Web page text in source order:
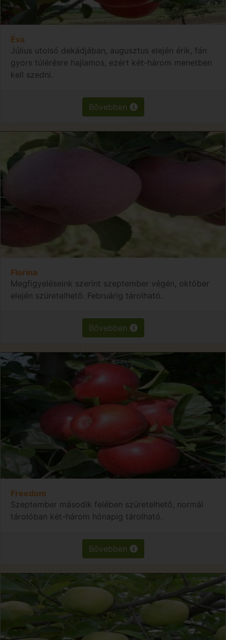
Éva
Július utolsó dekádjában, augusztus elején érik, fán
gyors túlérésre hajlamos, ezért két-három menetben
kell szedni.
Bővebben
Florina
Megfigyeléseink szerint szeptember végén, október
elején szüretelhető. Februárig tárolható.
Bővebben
Freedom
Szeptember második felében szüretelhető, normál
tárolóban két-három hónapig tárolható.
Bővebben